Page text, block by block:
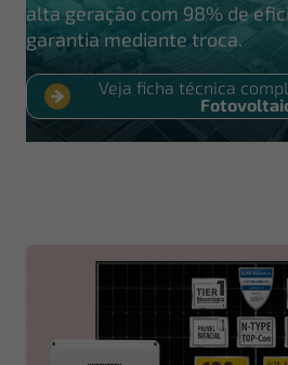
alta geração com 98% de
garantia mediante troca.
Veja ficha técnica